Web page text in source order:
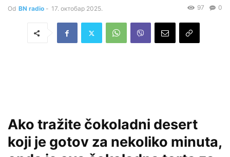
Od BN radio - 17. октобар 2025. 0
97
Ako tražite čokoladni desert
koji je gotov za nekoliko minuta,